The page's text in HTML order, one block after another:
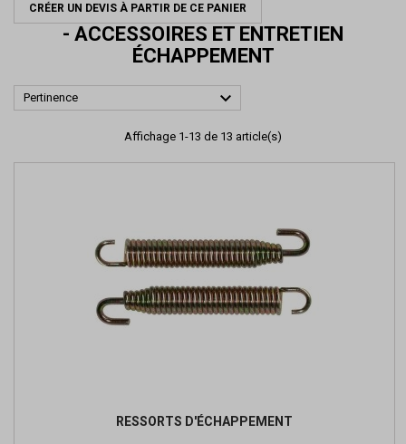
CRÉER UN DEVIS À PARTIR DE CE PANIER
- ACCESSOIRES ET ENTRETIEN
ÉCHAPPEMENT
Pertinence 
Affichage 1-13 de 13 article(s)
RESSORTS D'ÉCHAPPEMENT